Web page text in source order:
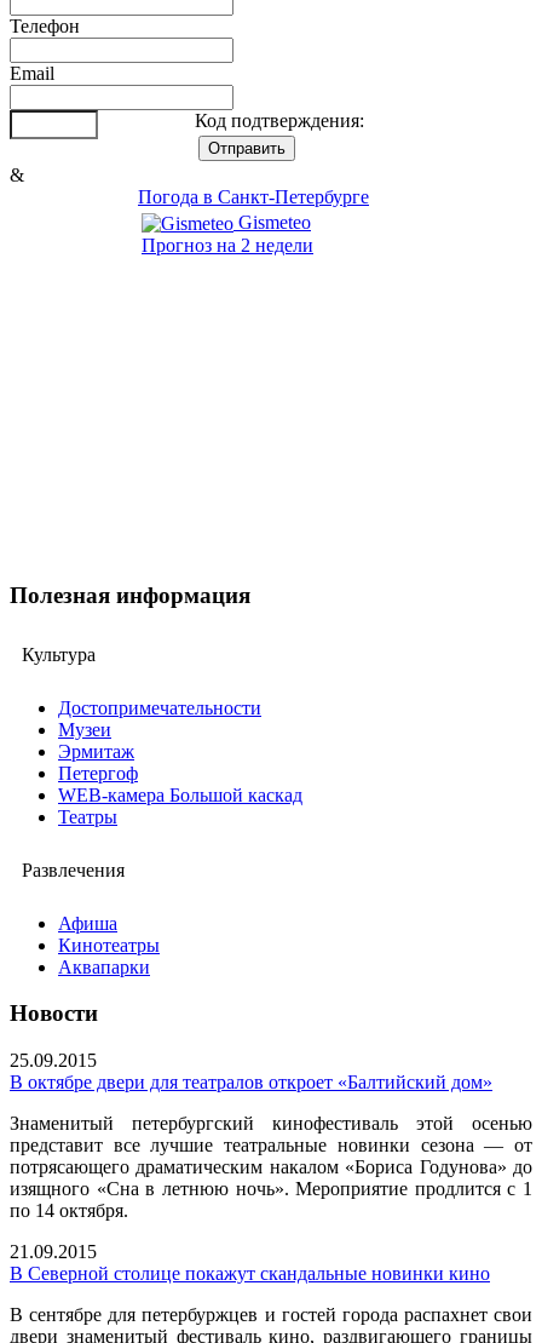
Телефон
Email
Код подтверждения:
&
Погода в Санкт-Петербурге
Gismeteo
Прогноз на 2 недели
Полезная информация
Культура
Достопримечательности
Музеи
Эрмитаж
Петергоф
WEB-камера Большой каскад
Театры
Развлечения
Афиша
Кинотеатры
Аквапарки
Новости
25.09.2015
В октябре двери для театралов откроет «Балтийский дом»
Знаменитый петербургский кинофестиваль этой осенью
представит все лучшие театральные новинки сезона — от
потрясающего драматическим накалом «Бориса Годунова» до
изящного «Сна в летнюю ночь». Мероприятие продлится с 1
по 14 октября.
21.09.2015
В Северной столице покажут скандальные новинки кино
В сентябре для петербуржцев и гостей города распахнет свои
двери знаменитый фестиваль кино, раздвигающего границы